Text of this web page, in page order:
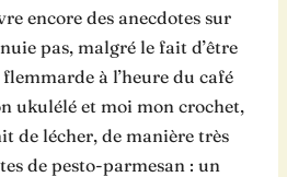
encore des anecdotes sur
pas, malgré le fait d’être
à l’heure du café
ukulélé et moi mon crochet,
de lécher, de manière très
de pesto-parmesan : un